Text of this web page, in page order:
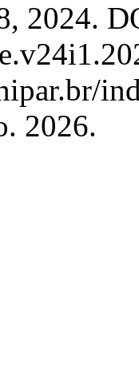
2024.
2026.